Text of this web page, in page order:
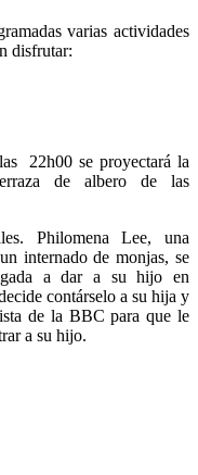
varias actividades
disfrutar:
22h00 se proyectará la
de albero de las
Philomena Lee, una
internado de monjas, se
a dar a su hijo en
contárselo a su hija y
de la BBC para que le
a su hijo.